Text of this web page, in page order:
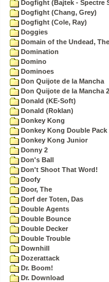
Dogfight (Bajtek - Spectre
Dogfight (Chang, Grey)
Dogfight (Cole, Ray)
Doggies
Domain of the Undead, The
Domination
Domino
Dominoes
Don Quijote de la Mancha
Don Quijote de la Mancha 2
Donald (KE-Soft)
Donald (Roklan)
Donkey Kong
Donkey Kong Double Pack
Donkey Kong Junior
Donny 2
Don's Ball
Don't Shoot That Word!
Doofy
Door, The
Dorf der Toten, Das
Double Agents
Double Bounce
Double Decker
Double Trouble
Downhill
Dozerattack
Dr. Boom!
Dr. Download